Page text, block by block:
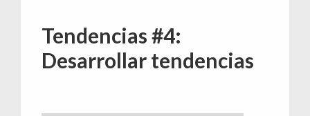
Tendencias #4:
Desarrollar tendencias